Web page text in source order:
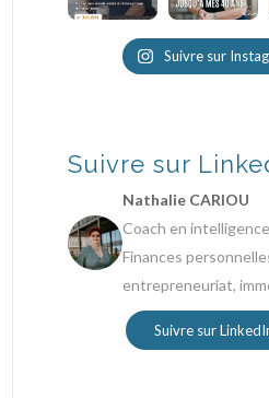
Suivre sur
Suivre sur
Nathalie CARIOU
Coach en
Finances
entrepreneuriat,
Suivre sur